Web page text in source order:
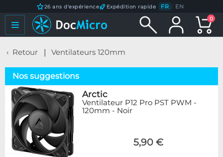
26 ans d'expérience Expédition rapide FR / EN
0
Retour Ventilateurs 120mm
Nos suggestions
Arctic
Ventilateur P12 Pro PST PWM -
120mm - Noir
5,90 €